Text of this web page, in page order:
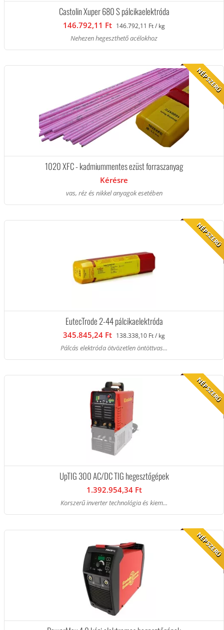
Castolin Xuper 680 S pálcikaelektróda
146.792,11 Ft 146.792,11 Ft / kg
Nehezen hegeszthető acélokhoz
NÉPSZERŰ
1020 XFC - kadmiummentes ezüst forraszanyag
Kérésre
vas, réz és nikkel anyagok esetében
NÉPSZERŰ
EutecTrode 2-44 pálcikaelektróda
345.845,24 Ft 138.338,10 Ft / kg
Pálcás elektróda ötvözetlen öntöttvas...
NÉPSZERŰ
UpTIG 300 AC/DC TIG hegesztőgépek
1.392.954,34 Ft
Korszerű inverter technológia és kiem...
NÉPSZERŰ